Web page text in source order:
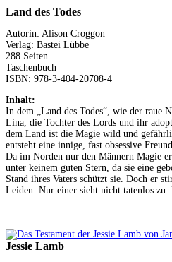
Land des Todes
Autorin: Alison Croggon
Verlag: Bastei Lübbe
288 Seiten
Taschenbuch
ISBN: 978-3-404-20708-4
Inhalt:
In dem „Land des Todes“, wie der raue
Lina, die Tochter des Lords und ihr
dem Land ist die Magie wild und
entsteht eine innige, fast obsessive
Da im Norden nur den Männern Magie
unter keinem guten Stern, da sie eine
Stand ihres Vaters schützt sie. Doch er
Leiden. Nur einer sieht nicht tatenlos
Jessie Lamb